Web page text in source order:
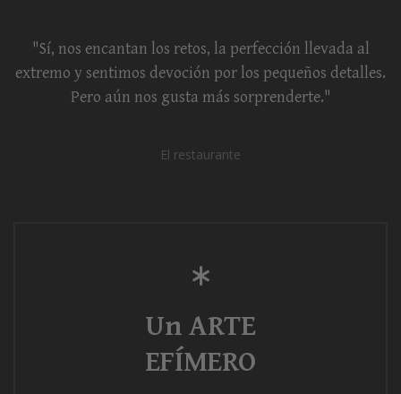
"Sí, nos encantan los retos, la perfección llevada al
extremo y sentimos devoción por los pequeños detalles.
Pero aún nos gusta más sorprenderte."
El restaurante
Un ARTE
EFÍMERO